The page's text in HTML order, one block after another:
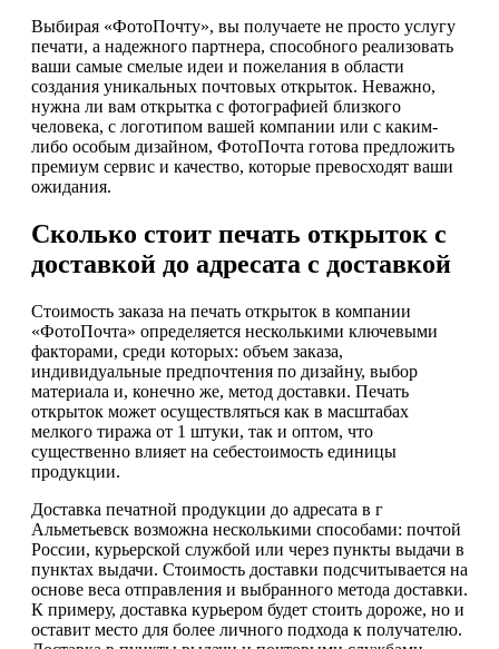
Выбирая «ФотоПочту», вы получаете не просто услугу
печати, а надежного партнера, способного реализовать
ваши самые смелые идеи и пожелания в области
создания уникальных почтовых открыток. Неважно,
нужна ли вам открытка с фотографией близкого
человека, с логотипом вашей компании или с каким-
либо особым дизайном, ФотоПочта готова предложить
премиум сервис и качество, которые превосходят ваши
ожидания.
Сколько стоит печать открыток с
доставкой до адресата с доставкой
Стоимость заказа на печать открыток в компании
«ФотоПочта» определяется несколькими ключевыми
факторами, среди которых: объем заказа,
индивидуальные предпочтения по дизайну, выбор
материала и, конечно же, метод доставки. Печать
открыток может осуществляться как в масштабах
мелкого тиража от 1 штуки, так и оптом, что
существенно влияет на себестоимость единицы
продукции.
Доставка печатной продукции до адресата в г
Альметьевск возможна несколькими способами: почтой
России, курьерской службой или через пункты выдачи в
пунктах выдачи. Стоимость доставки подсчитывается на
основе веса отправления и выбранного метода доставки.
К примеру, доставка курьером будет стоить дороже, но и
оставит место для более личного подхода к получателю.